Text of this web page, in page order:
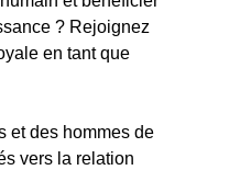
? Rejoignez
en tant que
et des hommes de
vers la relation